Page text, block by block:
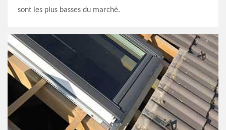
sont les plus basses du marché.